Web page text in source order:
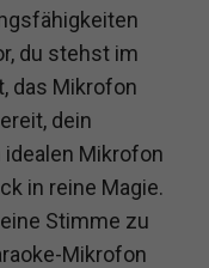
du stehst im
das Mikrofon
dein
Mikrofon
in reine Magie.
Stimme zu
Mikrofon